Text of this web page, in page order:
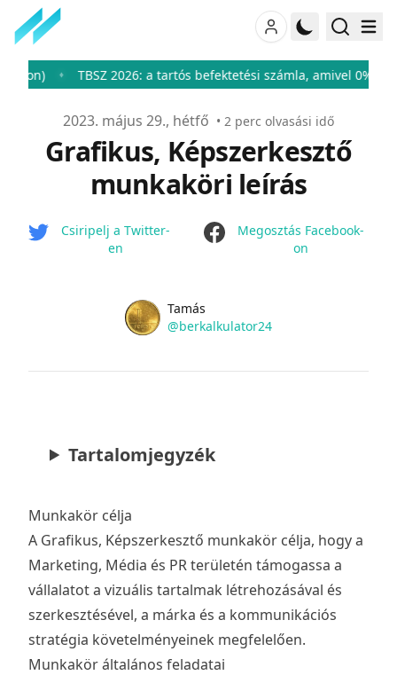
♦ TBSZ 2026: a tartós befektetési számla, amivel 0%-ra
Publikálva
2023. május 29., hétfő • 2 perc olvasási idő
Grafikus, Képszerkesztő
munkaköri leírás
Csiripelj a Twitter-
en
facebook
Megosztás Facebook-
on
Name
Tamás
Twitter
@berkalkulator24
Tartalomjegyzék
Munkakör célja
A Grafikus, Képszerkesztő munkakör célja, hogy a
Marketing, Média és PR területén támogassa a
vállalatot a vizuális tartalmak létrehozásával és
szerkesztésével, a márka és a kommunikációs
stratégia követelményeinek megfelelően.
Munkakör általános feladatai